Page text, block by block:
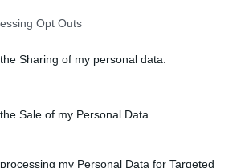
Opt Outs
Sharing of my personal data.
Sale of my Personal Data.
my Personal Data for Targeted
medžius